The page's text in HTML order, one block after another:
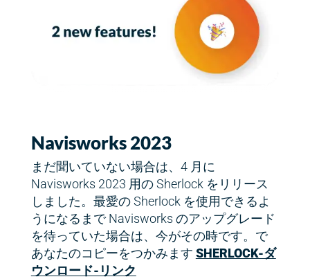
Navisworks 2023
まだ聞いていない場合は、4 月に
Navisworks 2023 用の Sherlock をリリース
しました。最愛の Sherlock を使用できるよ
うになるまで Navisworks のアップグレード
を待っていた場合は、今がその時です。で
あなたのコピーをつかみます SHERLOCK-ダ
ウンロード-リンク